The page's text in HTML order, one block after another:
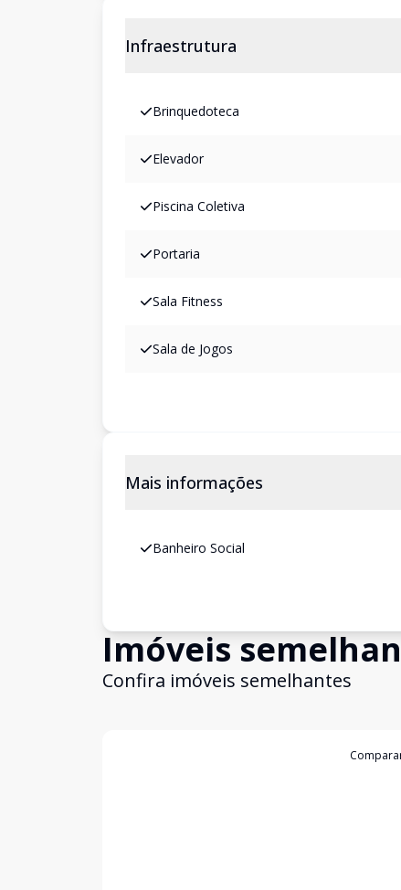
Infraestrutura
Brinquedoteca
Elevador
Piscina Coletiva
Portaria
Sala Fitness
Sala de Jogos
Mais informações
Banheiro Social
Imóveis
Confira imóveis semelhantes